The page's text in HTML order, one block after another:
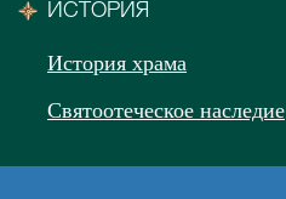
ИСТОРИЯ
История храма
Святоотеческое наследие